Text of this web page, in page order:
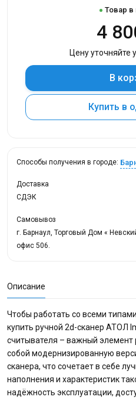
Товар в
4
Цену уточняйте
В
Способы получения в городе:
Доставка
СДЭК
Самовывоз
г. Барнаул, Торговый Дом «
офис 506.
Описание
Чтобы работать со всеми
купить ручной 2d-сканер АТОЛ
считывателя – важный элемент
собой модернизированную
сканера, что сочетает в себе
наполнения и характеристик
надёжность эксплуатации,